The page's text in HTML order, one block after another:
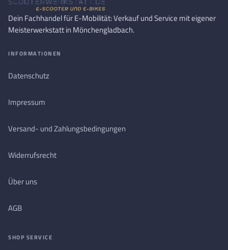
Dein Fachhandel für E-Mobilität: Verkauf und Service mit eigener
Meisterwerkstatt in Mönchengladbach.
INFORMATIONEN
Datenschutz
Impressum
Versand- und Zahlungsbedingungen
Widerrufsrecht
Über uns
AGB
SHOP SERVICE